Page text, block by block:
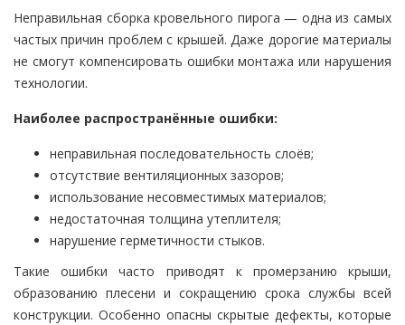
Неправильная сборка кровельного пирога — одна из самых
частых причин проблем с крышей. Даже дорогие материалы
не смогут компенсировать ошибки монтажа или нарушения
технологии.
Наиболее распространённые ошибки:
неправильная последовательность слоёв;
отсутствие вентиляционных зазоров;
использование несовместимых материалов;
недостаточная толщина утеплителя;
нарушение герметичности стыков.
Такие ошибки часто приводят к промерзанию крыши,
образованию плесени и сокращению срока службы всей
конструкции. Особенно опасны скрытые дефекты, которые